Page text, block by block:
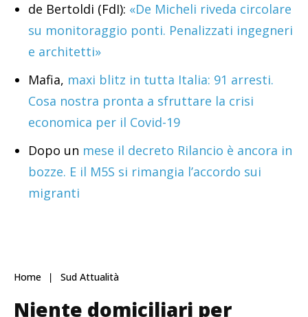
de Bertoldi (FdI): «De Micheli riveda circolare
su monitoraggio ponti. Penalizzati ingegneri
e architetti»
Mafia, maxi blitz in tutta Italia: 91 arresti.
Cosa nostra pronta a sfruttare la crisi
economica per il Covid-19
Dopo un mese il decreto Rilancio è ancora in
bozze. E il M5S si rimangia l’accordo sui
migranti
Home Sud Attualità
Niente domiciliari per